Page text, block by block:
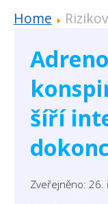
Home
šíří
Zveřejněno: 26.